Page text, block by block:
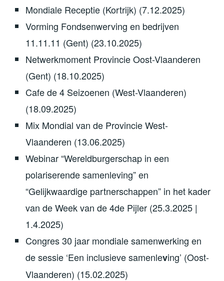
Mondiale Receptie (Kortrijk) (7.12.2025)
Vorming Fondsenwerving en bedrijven
11.11.11 (Gent) (23.10.2025)
Netwerkmoment Provincie Oost-Vlaanderen
(Gent) (18.10.2025)
Cafe de 4 Seizoenen (West-Vlaanderen)
(18.09.2025)
Mix Mondial van de Provincie West-
Vlaanderen (13.06.2025)
Webinar “Wereldburgerschap in een
polariserende samenleving” en
“Gelijkwaardige partnerschappen” in het kader
van de Week van de 4de Pijler (25.3.2025 |
1.4.2025)
Congres 30 jaar mondiale samenwerking en
de sessie ‘Een inclusieve samenleving’ (Oost-
Vlaanderen) (15.02.2025)